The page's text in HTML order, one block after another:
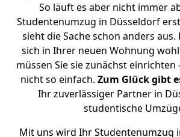
So läuft es aber nicht immer
Studentenumzug in Düsseldorf
sieht die Sache schon anders aus.
sich in Ihrer neuen Wohnung
müssen Sie sie zunächst einrichten
nicht so einfach. Zum Glück gibt
Ihr zuverlässiger Partner in
studentische
Mit uns wird Ihr Studentenumzug